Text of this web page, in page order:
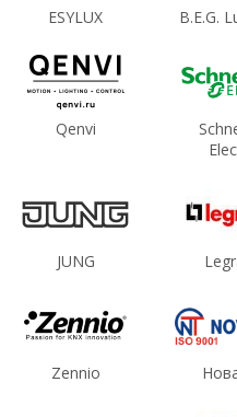
ESYLUX B.E.G.
Qenvi
JUNG
Zennio